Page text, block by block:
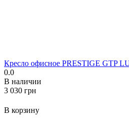
Кресло офисное PRESTIGE GTP
0.0
В наличии
‍3 030‍ грн
В корзину